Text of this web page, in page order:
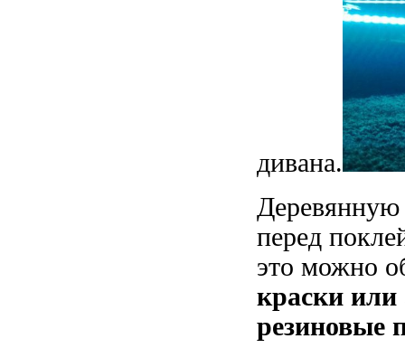
дивана.
Деревянную
перед
это можно
краски или
резиновые